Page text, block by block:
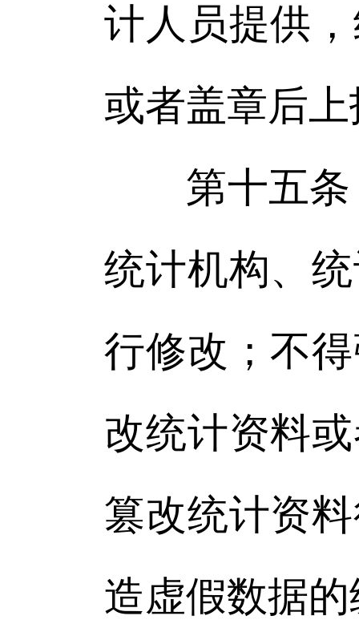
计人员提供
或者盖章后
第十五条
统计机构、
行修改；不
改统计资料
篡改统计资
造虚假数据